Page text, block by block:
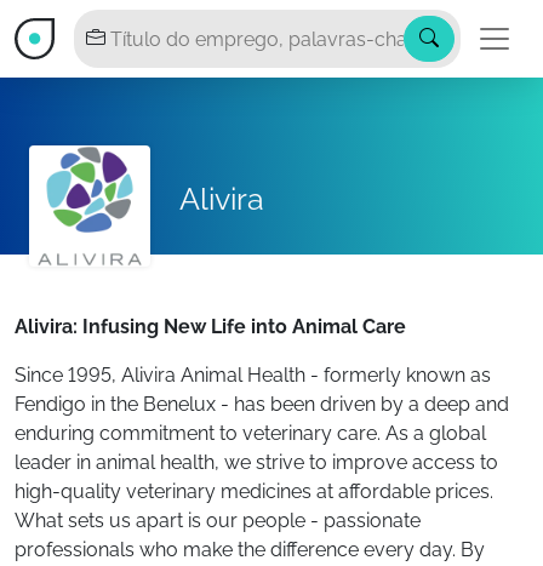
Alivira
Alivira: Infusing New Life into Animal Care
Since 1995, Alivira Animal Health - formerly known as
Fendigo in the Benelux - has been driven by a deep and
enduring commitment to veterinary care. As a global
leader in animal health, we strive to improve access to
high-quality veterinary medicines at affordable prices.
What sets us apart is our people - passionate
professionals who make the difference every day. By